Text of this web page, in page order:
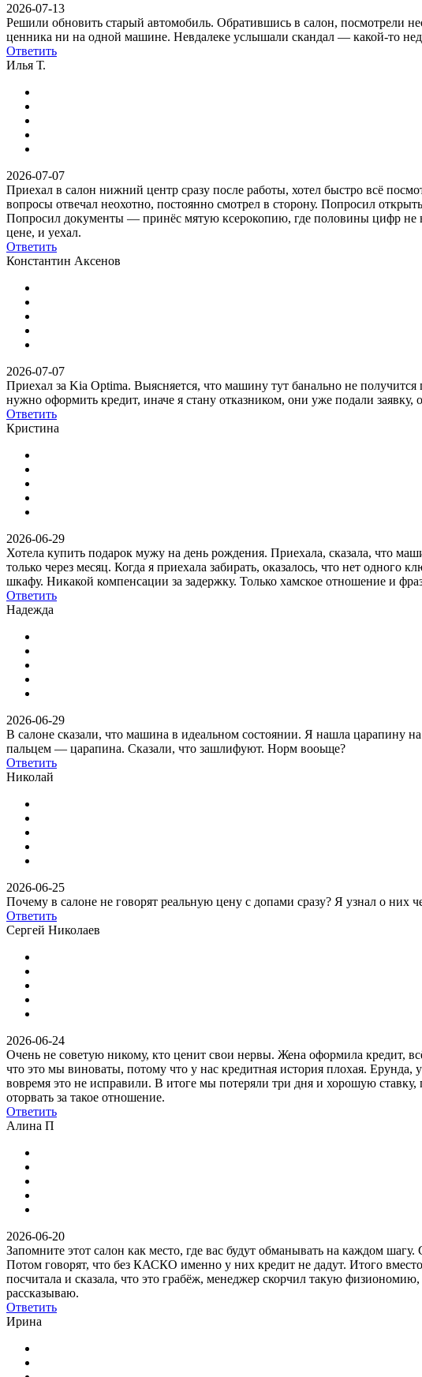
2026-07-13
Решили обновить старый автомобиль. Обратившись в салон, посмотрели
ценника ни на одной машине. Невдалеке услышали скандал — какой-то
Ответить
Илья Т.
2026-07-07
Приехал в салон нижний центр сразу после работы, хотел быстро всё
вопросы отвечал неохотно, постоянно смотрел в сторону. Попросил
Попросил документы — принёс мятую ксерокопию, где половины цифр не
цене, и уехал.
Ответить
Константин Аксенов
2026-07-07
Приехал за Kia Optima. Выясняется, что машину тут банально не
нужно оформить кредит, иначе я стану отказником, они уже подали
Ответить
Кристина
2026-06-29
Хотела купить подарок мужу на день рождения. Приехала, сказала, что
только через месяц. Когда я приехала забирать, оказалось, что нет
шкафу. Никакой компенсации за задержку. Только хамское отношение и
Ответить
Надежда
2026-06-29
В салоне сказали, что машина в идеальном состоянии. Я нашла царапину
пальцем — царапина. Сказали, что зашлифуют. Норм вооьще?
Ответить
Николай
2026-06-25
Почему в салоне не говорят реальную цену с допами сразу? Я узнал о них
Ответить
Сергей Николаев
2026-06-24
Очень не советую никому, кто ценит свои нервы. Жена оформила кредит,
что это мы виноваты, потому что у нас кредитная история плохая. Ерунда,
вовремя это не исправили. В итоге мы потеряли три дня и хорошую
оторвать за такое отношение.
Ответить
Алина П
2026-06-20
Запомните этот салон как место, где вас будут обманывать на каждом
Потом говорят, что без КАСКО именно у них кредит не дадут. Итого
посчитала и сказала, что это грабёж, менеджер скорчил такую
рассказываю.
Ответить
Ирина